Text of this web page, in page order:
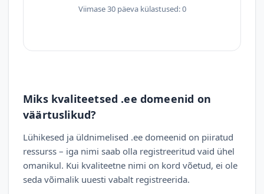
Viimase 30 päeva külastused: 0
Miks kvaliteetsed .ee domeenid on
väärtuslikud?
Lühikesed ja üldnimelised .ee domeenid on piiratud
ressurss – iga nimi saab olla registreeritud vaid ühel
omanikul. Kui kvaliteetne nimi on kord võetud, ei ole
seda võimalik uuesti vabalt registreerida.